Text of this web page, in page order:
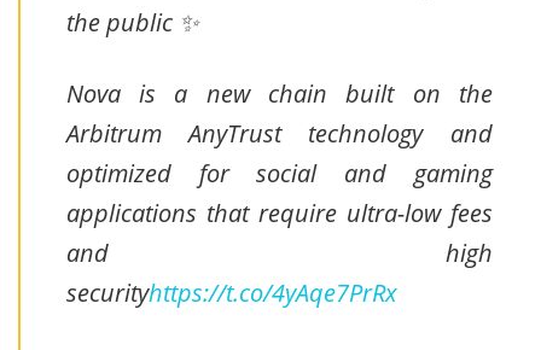
the public ✨
Nova is a new chain built on the
Arbitrum AnyTrust technology and
optimized for social and gaming
applications that require ultra-low fees
and high
securityhttps://t.co/4yAqe7PrRx